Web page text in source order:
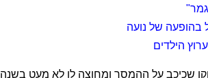
בהופעה של נועה
הילדים
שכיכב על ההמסך ומחוצה לו לא מעט בשנה